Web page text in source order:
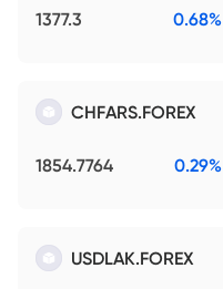
1377.3 0.68%
CHFARS.FOREX
1854.7764 0.29%
USDLAK.FOREX